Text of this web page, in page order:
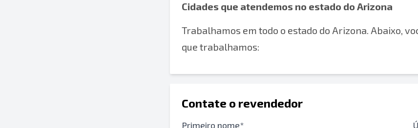
Cidades que atendemos no estado do Arizona
Trabalhamos em todo o estado do Arizona. Abaixo,
que trabalhamos:
Contate o revendedor
Primeiro nome*